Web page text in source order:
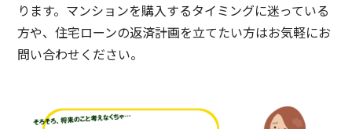
ります。マンションを購入するタイミングに迷っている
方や、住宅ローンの返済計画を立てたい方はお気軽にお
問い合わせください。